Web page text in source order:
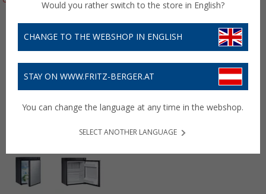
Would you rather switch to the store in English?
CHANGE TO THE WEBSHOP IN ENGLISH
STAY ON WWW.FRITZ-BERGER.AT
You can change the language at any time in the webshop.
SELECT ANOTHER LANGUAGE